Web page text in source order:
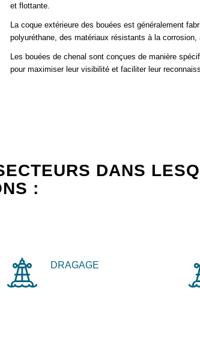
et flottante.
La coque extérieure des bouées est généralement
polyuréthane, des matériaux résistants à la corrosion,
Les bouées de chenal sont conçues de manière
pour maximiser leur visibilité et faciliter leur
DANS
:
DRAGAGE